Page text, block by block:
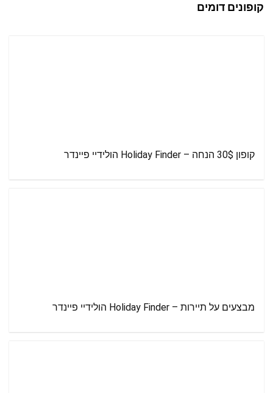
קופונים דומים
קופון 30$ הנחה – Holiday Finder הולידיי פיינדר
מבצעים על תיירות – Holiday Finder הולידיי פיינדר